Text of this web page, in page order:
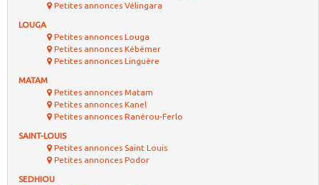
Petites annonces Vélingara
LOUGA
Petites annonces Louga
Petites annonces Kébémer
Petites annonces Linguère
MATAM
Petites annonces Matam
Petites annonces Kanel
Petites annonces Ranérou-Ferlo
SAINT-LOUIS
Petites annonces Saint Louis
Petites annonces Podor
SEDHIOU